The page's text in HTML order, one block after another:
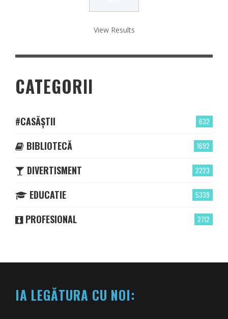
View Results
CATEGORII
632
#CASĂȘTII
1692
BIBLIOTECĂ
2223
DIVERTISMENT
5339
EDUCATIE
2712
PROFESIONAL
IA LEGĂTURA CU NOI: